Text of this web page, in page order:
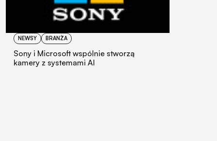
NEWSY BRANŻA
Sony i Microsoft wspólnie stworzą
kamery z systemami AI